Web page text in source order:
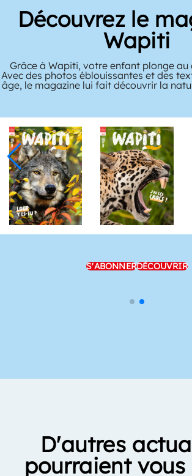
Découvrez le
Wapiti
Grâce à Wapiti, votre enfant plonge
Avec des photos éblouissantes et des
âge, le magazine lui fait découvrir la
S'ABONNERDÉCOUVRIR
D'autres
pourraient